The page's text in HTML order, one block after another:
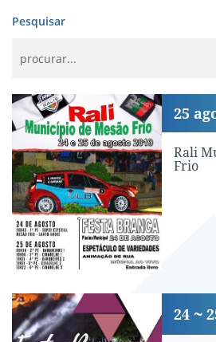
Pesquisar
Rali Município de
Rali
Frio
25
Festa Branca 24